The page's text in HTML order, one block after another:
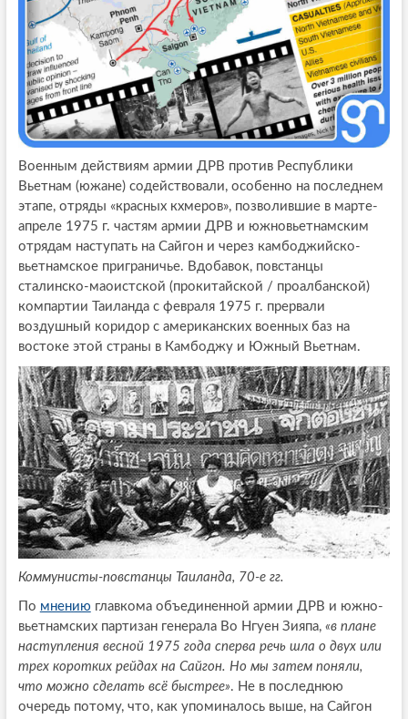
Военным действиям армии ДРВ против Республики
Вьетнам (южане) содействовали, особенно на последнем
этапе, отряды «красных кхмеров», позволившие в марте-
апреле 1975 г. частям армии ДРВ и южновьетнамским
отрядам наступать на Сайгон и через камбоджийско-
вьетнамское приграничье. Вдобавок, повстанцы
сталинско-маоистской (прокитайской / проалбанской)
компартии Таиланда с февраля 1975 г. прервали
воздушный коридор с американских военных баз на
востоке этой страны в Камбоджу и Южный Вьетнам.
Коммунисты-повстанцы Таиланда, 70-е гг.
По мнению главкома объединенной армии ДРВ и южно-
вьетнамских партизан генерала Во Нгуен Зияпа, «в плане
наступления весной 1975 года сперва речь шла о двух или
трех коротких рейдах на Сайгон. Но мы затем поняли,
что можно сделать всё быстрее». Не в последнюю
очередь потому, что, как упоминалось выше, на Сайгон